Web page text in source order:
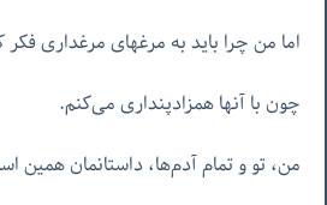
اما من چرا باید به مرغهای مرغداری فکر
چون با آنها همزادپنداری می‌کنم.
من، تو و تمام آدم‌ها، داستانمان همین